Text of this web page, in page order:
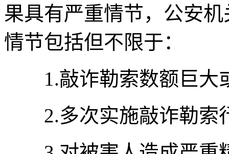
果具有严重情节，公安
情节包括但不限于：
1.敲诈勒索数额巨大
2.多次实施敲诈勒索